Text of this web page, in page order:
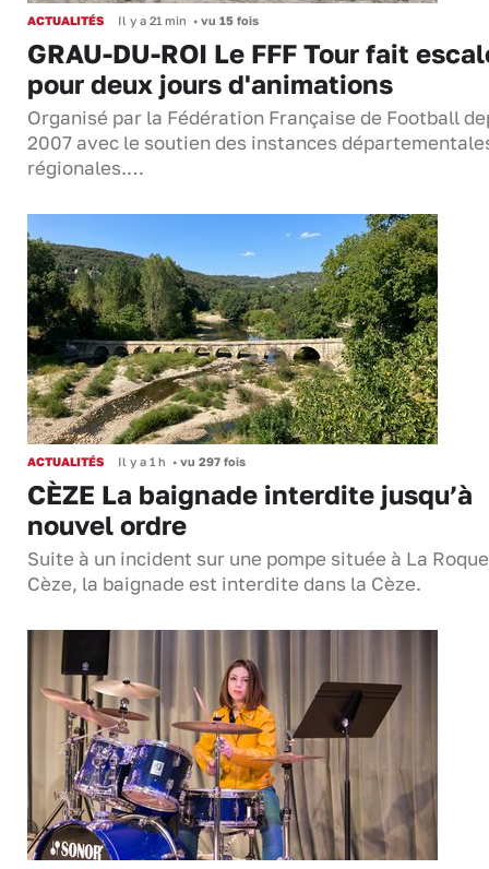
ACTUALITÉS Il y a 21 min • vu 15 fois
GRAU-DU-ROI Le FFF Tour fait
pour deux jours d'animations
Organisé par la Fédération Française de Football
2007 avec le soutien des instances
régionales.…
ACTUALITÉS Il y a 1 h • vu 297 fois
CÈZE La baignade interdite jusqu’à
nouvel ordre
Suite à un incident sur une pompe située à La
Cèze, la baignade est interdite dans la Cèze.